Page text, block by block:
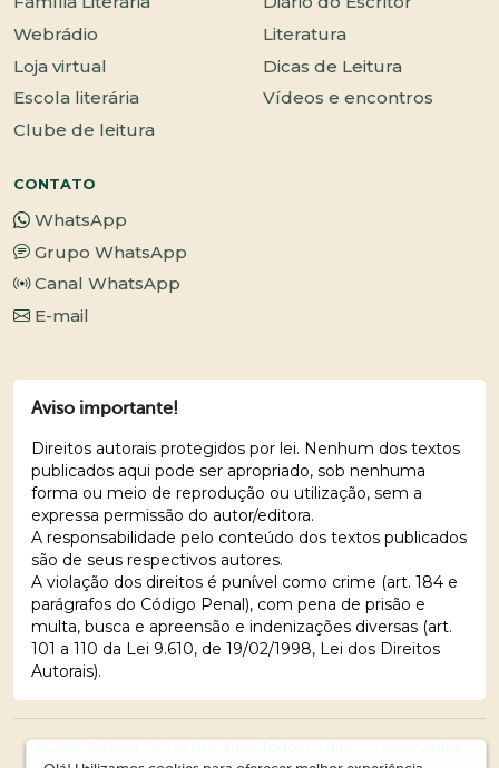
Webrádio
Loja virtual
Escola literária
Clube de leitura
Literatura
Dicas de Leitura
Vídeos e encontros
CONTATO
WhatsApp
Grupo WhatsApp
Canal WhatsApp
E-mail
Aviso importante!
Direitos autorais protegidos por lei. Nenhum dos textos
publicados aqui pode ser apropriado, sob nenhuma
forma ou meio de reprodução ou utilização, sem a
expressa permissão do autor/editora.
A responsabilidade pelo conteúdo dos textos publicados
são de seus respectivos autores.
A violação dos direitos é punível como crime (art. 184 e
parágrafos do Código Penal), com pena de prisão e
multa, busca e apreensão e indenizações diversas (art.
101 a 110 da Lei 9.610, de 19/02/1998, Lei dos Direitos
Autorais).